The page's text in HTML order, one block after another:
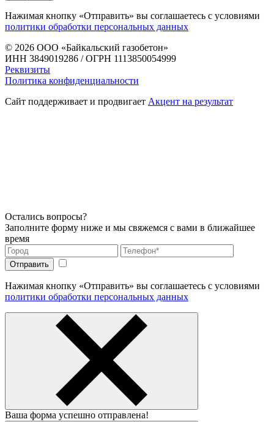
Нажимая кнопку «Отправить» вы соглашаетесь с условиями
политики обработки персональных данных
© 2026 ООО «Байкальский газобетон»
ИНН 3849019286 / ОГРН 1113850054999
Реквизиты
Политика конфиденциальности
Сайт поддерживает и продвигает Акцент на результат
Остались вопросы?
Заполните форму ниже и мы свяжемся с вами в ближайшее
время
Нажимая кнопку «Отправить» вы соглашаетесь с условиями
политики обработки персональных данных
Ваша форма успешно отправлена!